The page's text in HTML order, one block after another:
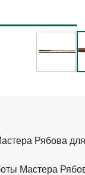
Рябова
Мастера